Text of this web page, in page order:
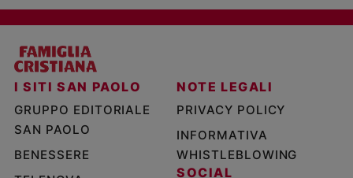
I SITI SAN PAOLO
GRUPPO EDITORIALE
SAN PAOLO
BENESSERE
NOTE LEGALI
PRIVACY POLICY
INFORMATIVA
WHISTLEBLOWING
SOCIAL